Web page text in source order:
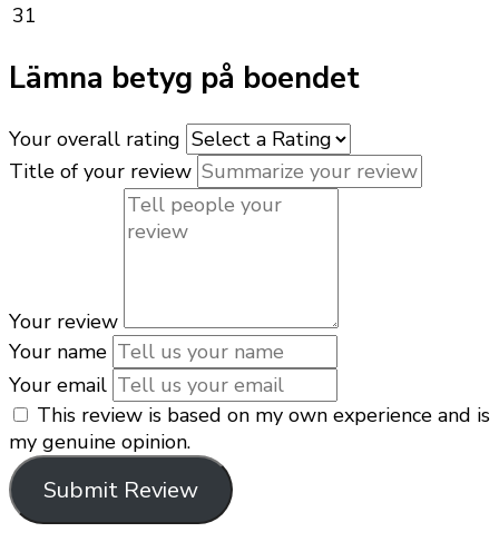
31
Lämna betyg på boendet
Your overall rating
Title of your review
Your review
Your name
Your email
This review is based on my own experience and is
my genuine opinion.
Submit Review